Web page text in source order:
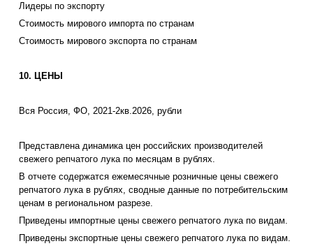
Лидеры по экспорту
Стоимость мирового импорта по странам
Стоимость мирового экспорта по странам
10. ЦЕНЫ
Вся Россия, ФО, 2021-2кв.2026, рубли
Представлена динамика цен российских производителей
свежего репчатого лука по месяцам в рублях.
В отчете содержатся ежемесячные розничные цены свежего
репчатого лука в рублях, сводные данные по потребительским
ценам в региональном разрезе.
Приведены импортные цены свежего репчатого лука по видам.
Приведены экспортные цены свежего репчатого лука по видам.